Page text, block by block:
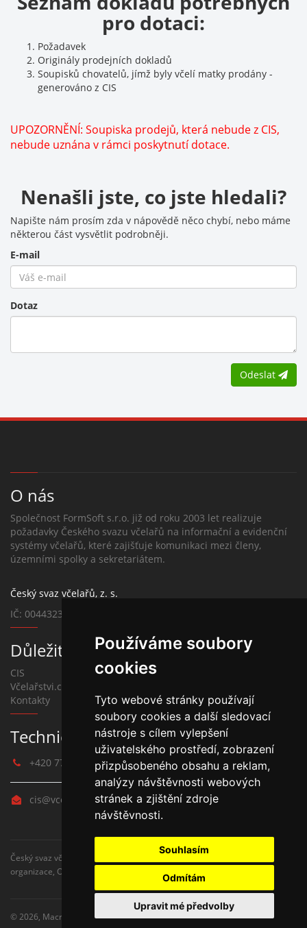
Používáme soubory
cookies
Tyto webové stránky používají
soubory cookies a další sledovací
nástroje s cílem vylepšení
uživatelského prostředí, zobrazení
přizpůsobeného obsahu a reklam,
analýzy návštěvnosti webových
stránek a zjištění zdroje
návštěvnosti.
Souhlasím
Odmítám
Upravit mé předvolby
pro dotaci:
Požadavek
Originály prodejních dokladů
Soupisků chovatelů, jímž byly včelí matky prodány -
generováno z CIS
UPOZORNĚNÍ: Soupiska prodejů, která nebude z CIS,
nebude uznána v rámci poskytnutí dotace.
Nenašli jste, co jste hledali?
Napište nám prosím zda v nápovědě něco chybí, nebo máme
některou část vysvětlit podrobněji.
E-mail
Dotaz
Odeslat
O nás
Společnost FormSoft s.r.o. již od roku 2003 let realizuje
požadavky Českého svazu včelařů na informační a evidenční
systémy včelařů, které zajišťuje komunikaci mezi členy,
územními spolky a sekretariátem.
Český svaz včelařů, z. s.
IČ: 00443239
Důležité
CIS
Včelařstvi.cz
Kontakty
Technická podpora systémů
+420 775 377 871
cis@vcelarstvi.cz
Český svaz včelařů, centrální informační systém, CIS, ČSV, Základní
organizace, Okresní organizace, portál
© 2026, Macros.cz